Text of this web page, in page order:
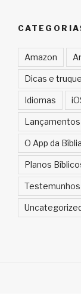
Amazon
Dicas e
Idiomas
Lançamentos
O App da
Planos
Testemunhos